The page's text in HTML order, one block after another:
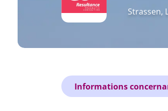
Strassen,
Informations